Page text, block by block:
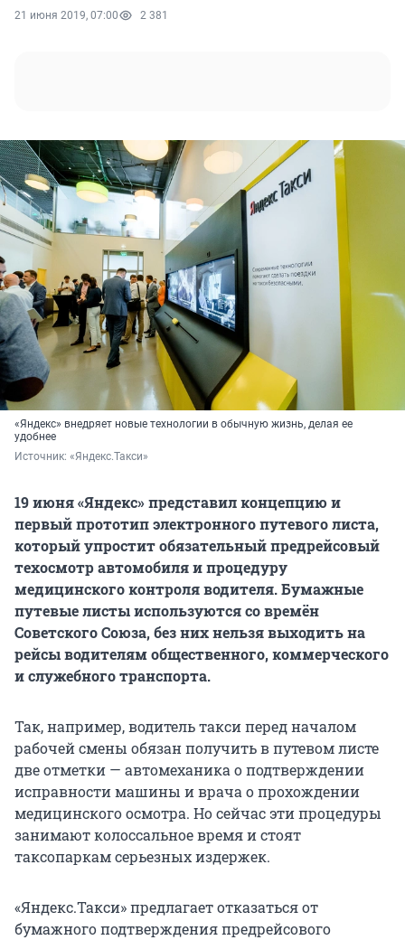
21 июня 2019, 07:00 2 381
«Яндекс» внедряет новые технологии в обычную жизнь, делая ее
удобнее
Источник: «Яндекс.Такси»
19 июня «Яндекс» представил концепцию и
первый прототип электронного путевого листа,
который упростит обязательный предрейсовый
техосмотр автомобиля и процедуру
медицинского контроля водителя. Бумажные
путевые листы используются со времён
Советского Союза, без них нельзя выходить на
рейсы водителям общественного, коммерческого
и служебного транспорта.
Так, например, водитель такси перед началом
рабочей смены обязан получить в путевом листе
две отметки — автомеханика о подтверждении
исправности машины и врача о прохождении
медицинского осмотра. Но сейчас эти процедуры
занимают колоссальное время и стоят
таксопаркам серьезных издержек.
«Яндекс.Такси» предлагает отказаться от
бумажного подтверждения предрейсового